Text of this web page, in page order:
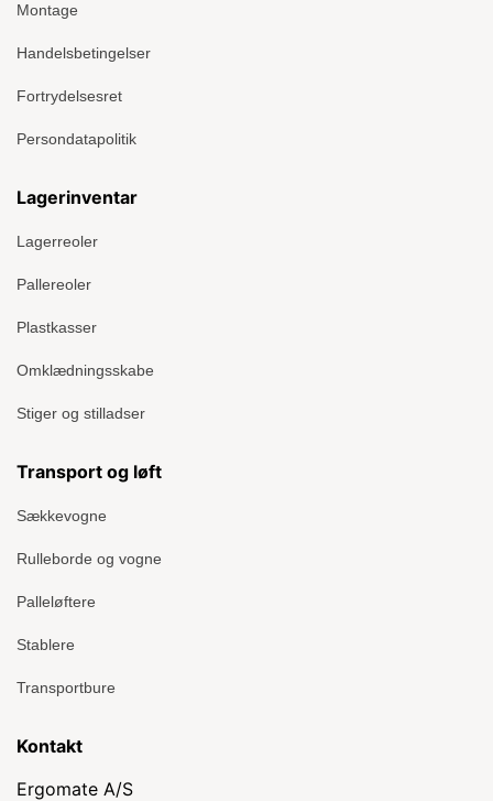
Montage
Handelsbetingelser
Fortrydelsesret
Persondatapolitik
Lagerinventar
Lagerreoler
Pallereoler
Plastkasser
Omklædningsskabe
Stiger og stilladser
Transport og løft
Sækkevogne
Rulleborde og vogne
Palleløftere
Stablere
Transportbure
Kontakt
Ergomate A/S